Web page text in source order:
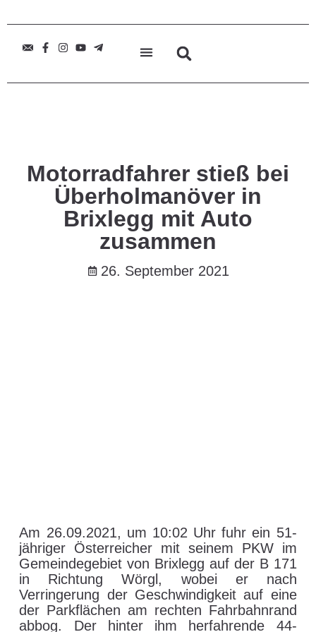
Motorradfahrer stieß bei
Überholmanöver in
Brixlegg mit Auto
zusammen
26. September 2021
Am 26.09.2021, um 10:02 Uhr fuhr ein 51-
jähriger Österreicher mit seinem PKW im
Gemeindegebiet von Brixlegg auf der B 171
in Richtung Wörgl, wobei er nach
Verringerung der Geschwindigkeit auf eine
der Parkflächen am rechten Fahrbahnrand
abbog. Der hinter ihm herfahrende 44-